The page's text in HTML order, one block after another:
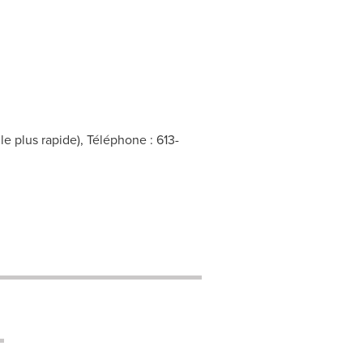
plus rapide), Téléphone : 613-